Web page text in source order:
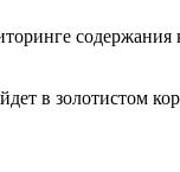
в золотистом